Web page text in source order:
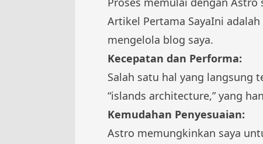
Artikel Pertama SayaIni
mengelola blog saya.
Kecepatan dan Performa:
Salah satu hal yang langsung
“islands architecture,” yang
Kemudahan Penyesuaian:
Astro memungkinkan saya